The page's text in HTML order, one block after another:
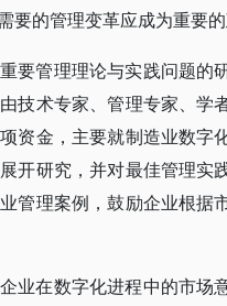
的管理变革应成为重要的
要管理理论与实践问题的
技术专家、管理专家、学
资金，主要就制造业数字
开研究，并对最佳管理实
管理案例，鼓励企业根据
业在数字化进程中的市场